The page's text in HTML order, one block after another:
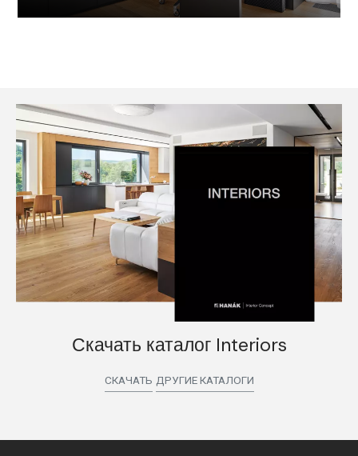
Скачать каталог Interiors
СКАЧАТЬ ДРУГИЕ КАТАЛОГИ